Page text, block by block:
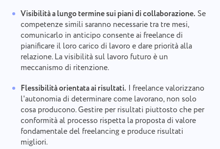
Visibilità a lungo termine sui piani di collaborazione. Se
competenze simili saranno necessarie tra tre mesi,
comunicarlo in anticipo consente ai freelance di
pianificare il loro carico di lavoro e dare priorità alla
relazione. La visibilità sul lavoro futuro è un
meccanismo di ritenzione.
Flessibilità orientata ai risultati. I freelance valorizzano
l'autonomia di determinare come lavorano, non solo
cosa producono. Gestire per risultati piuttosto che per
conformità al processo rispetta la proposta di valore
fondamentale del freelancing e produce risultati
migliori.